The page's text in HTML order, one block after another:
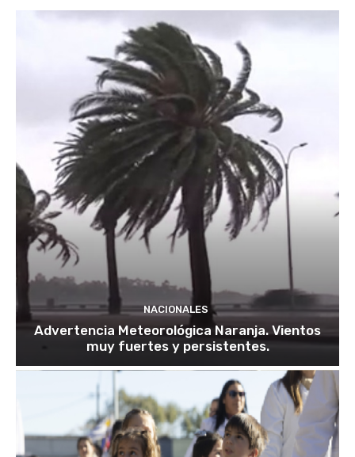
NACIONALES
Advertencia Meteorológica Naranja. Vientos
muy fuertes y persistentes.